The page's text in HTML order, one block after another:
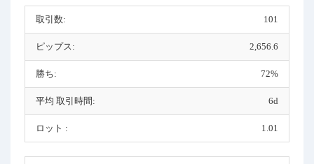
取引数: 101
ピップス: 2,656.6
勝ち: 72%
平均 取引時間: 6d
ロット : 1.01